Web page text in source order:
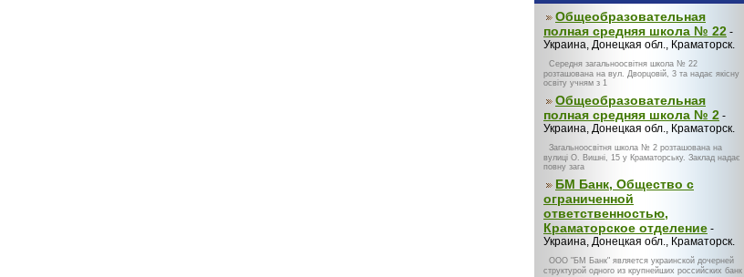
Общеобразовательная
полная средняя школа № 22 -
Украина, Донецкая обл., Краматорск.
Середня загальноосвітня школа № 22
розташована на вул. Дворцовій, 3 та надає якісну
освіту учням з 1
Общеобразовательная
полная средняя школа № 2 -
Украина, Донецкая обл., Краматорск.
Загальноосвітня школа № 2 розташована на
вулиці О. Вишні, 15 у Краматорську. Заклад надає
повну зага
БМ Банк, Общество с
ограниченной
ответственностью,
Краматорское отделение -
Украина, Донецкая обл., Краматорск.
ООО "БМ Банк" является украинской дочерней
структурой одного из крупнейших российских банк